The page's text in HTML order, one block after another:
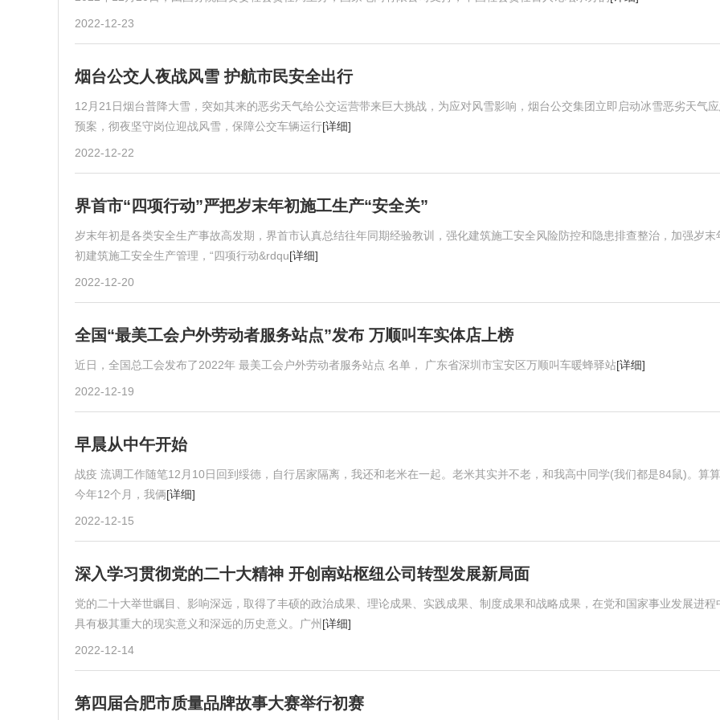
2022-12-23
烟台公交人夜战风雪 护航市民安全出行
12月21日烟台普降大雪，突如其来的恶劣天气给公交运营带来巨大挑战，为应对风雪影响，烟台公交集团立即启动冰雪恶劣天气
预案，彻夜坚守岗位迎战风雪，保障公交车辆运行[详细]
2022-12-22
界首市“四项行动”严把岁末年初施工生产“安全关”
岁末年初是各类安全生产事故高发期，界首市认真总结往年同期经验教训，强化建筑施工安全风险防控和隐患排查整治，加强岁末
初建筑施工安全生产管理，“四项行动&rdqu[详细]
2022-12-20
全国“最美工会户外劳动者服务站点”发布 万顺叫车实体店上榜
近日，全国总工会发布了2022年 最美工会户外劳动者服务站点 名单， 广东省深圳市宝安区万顺叫车暖蜂驿站[详细]
2022-12-19
早晨从中午开始
战疫 流调工作随笔12月10日回到绥德，自行居家隔离，我还和老米在一起。老米其实并不老，和我高中同学(我们都是84鼠)。算
今年12个月，我俩[详细]
2022-12-15
深入学习贯彻党的二十大精神 开创南站枢纽公司转型发展新局面
党的二十大举世瞩目、影响深远，取得了丰硕的政治成果、理论成果、实践成果、制度成果和战略成果，在党和国家事业发展进程
具有极其重大的现实意义和深远的历史意义。广州 [详细]
2022-12-14
第四届合肥市质量品牌故事大赛举行初赛